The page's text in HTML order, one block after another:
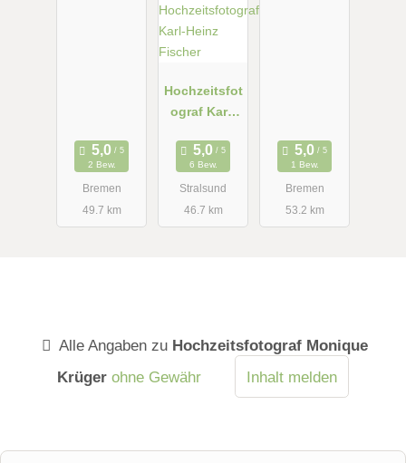
2 Bew.
Bremen
49.7 km
Hochzeitsfot
ograf Karl-
Fischer
6 Bew.
Stralsund
46.7 km
1 Bew.
Bremen
53.2 km
Alle Angaben zu Hochzeitsfotograf Monique
Krüger ohne Gewähr Inhalt melden